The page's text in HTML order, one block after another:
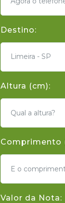
Destino:
Limeira - SP
Altura (cm):
Comprimento
Valor da Nota: